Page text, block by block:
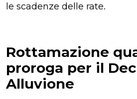
le scadenze delle rate.
Rottamazione
proroga per il
Alluvione